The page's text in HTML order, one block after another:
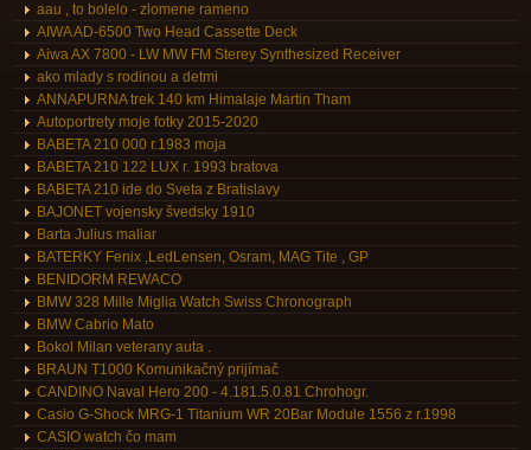
aau , to bolelo - zlomene rameno
AIWA AD-6500 Two Head Cassette Deck
Aiwa AX 7800 - LW MW FM Sterey Synthesized Receiver
ako mlady s rodinou a detmi
ANNAPURNA trek 140 km Himalaje Martin Tham
Autoportrety moje fotky 2015-2020
BABETA 210 000 r.1983 moja
BABETA 210 122 LUX r. 1993 bratova
BABETA 210 ide do Sveta z Bratislavy
BAJONET vojensky švedsky 1910
Barta Julius maliar
BATERKY Fenix ,LedLensen, Osram, MAG Tite , GP
BENIDORM REWACO
BMW 328 Mille Miglia Watch Swiss Chronograph
BMW Cabrio Mato
Bokol Milan veterany auta .
BRAUN T1000 Komunikačný prijímač
CANDINO Naval Hero 200 - 4.181.5.0.81 Chrohogr.
Casio G-Shock MRG-1 Titanium WR 20Bar Module 1556 z r.1998
CASIO watch čo mam